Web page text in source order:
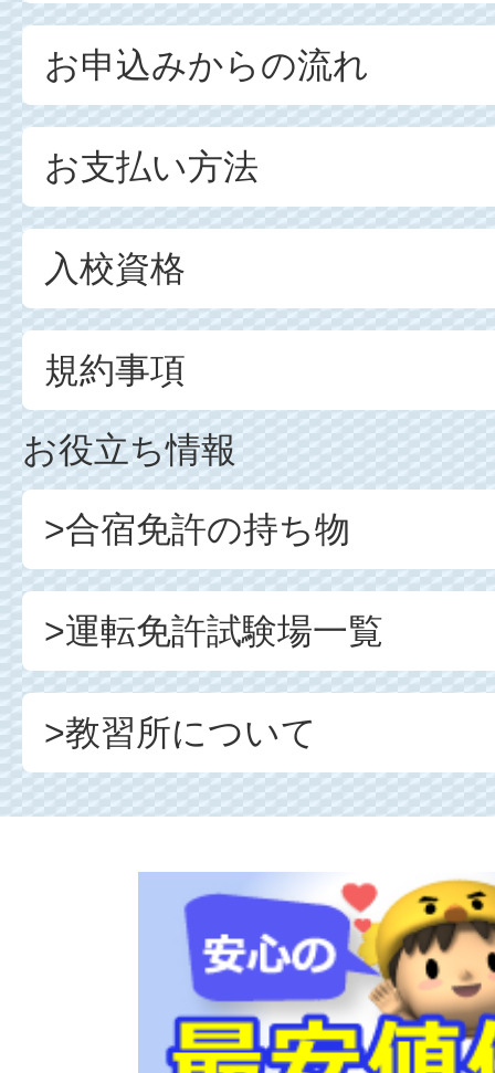
お申込みからの流れ
お支払い方法
入校資格
規約事項
お役立ち情報
>合宿免許の持ち物
>運転免許試験場一覧
>教習所について